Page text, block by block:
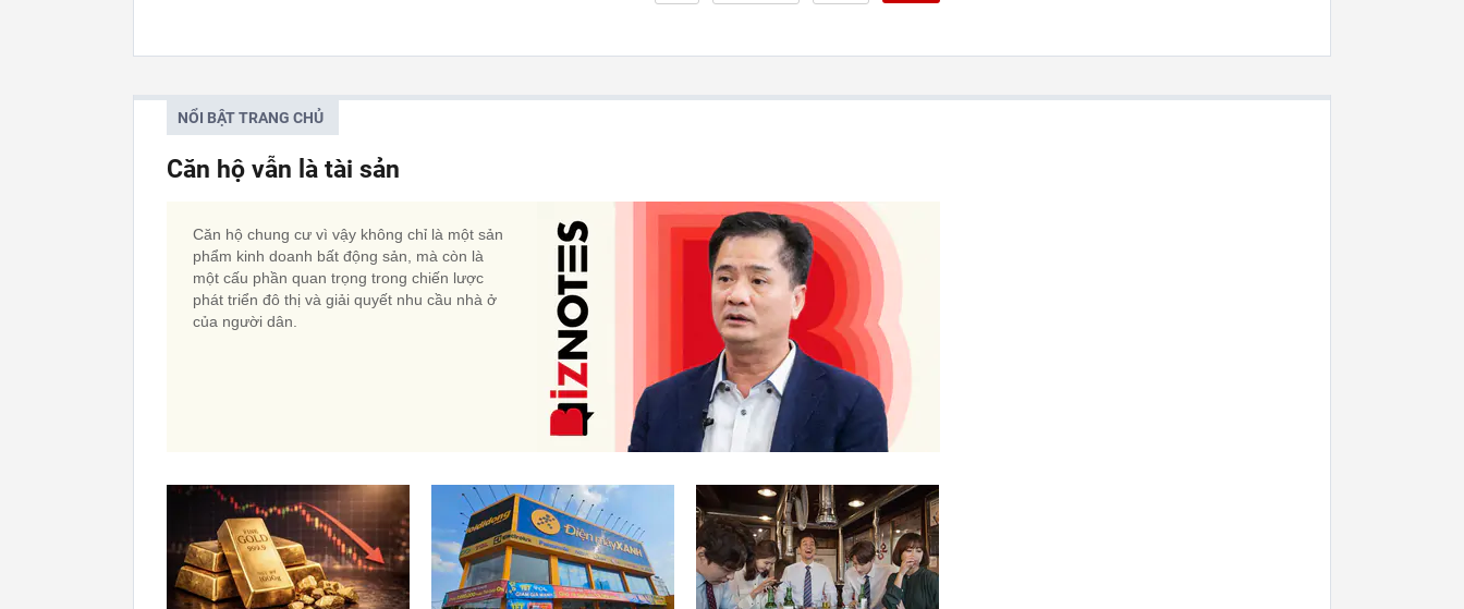
NỔI BẬT TRANG CHỦ
Căn hộ vẫn là tài sản
Căn hộ chung cư vì vậy không chỉ là một sản
phẩm kinh doanh bất động sản, mà còn là
một cấu phần quan trọng trong chiến lược
phát triển đô thị và giải quyết nhu cầu nhà ở
của người dân.